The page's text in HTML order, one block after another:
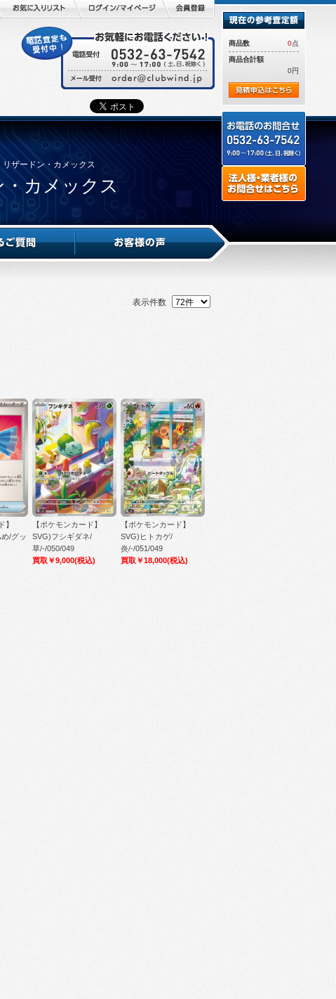
ザードン・カメックス
・カメックス
表示件数
】
/グッ
【ポケモンカード】
SVG)フシギダネ/
草/-/050/049
買取￥9,000(税込)
【ポケモンカード】
SVG)ヒトカゲ/
炎/-/051/049
買取￥18,000(税込)
商品数 0点
商品合計額
0円